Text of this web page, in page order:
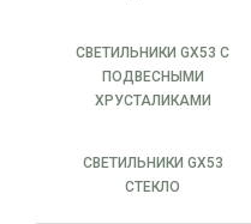
СВЕТИЛЬНИКИ GX53 С
ПОДВЕСНЫМИ
ХРУСТАЛИКАМИ
СВЕТИЛЬНИКИ GX53
СТЕКЛО